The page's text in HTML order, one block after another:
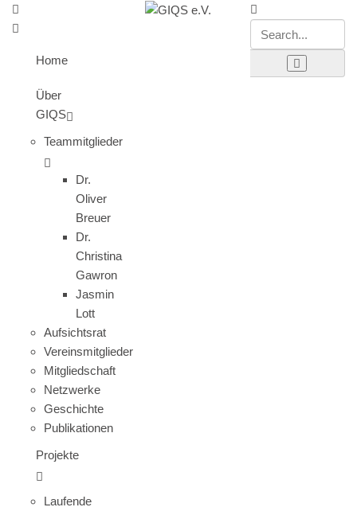
Home
Über
GIQS
Teammitglieder
Dr.
Oliver
Breuer
Dr.
Christina
Gawron
Jasmin
Lott
Aufsichtsrat
Vereinsmitglieder
Mitgliedschaft
Netzwerke
Geschichte
Publikationen
Projekte
Laufende